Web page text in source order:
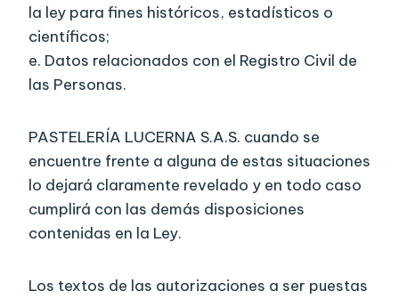
la ley para fines históricos, estadísticos o
científicos;
e. Datos relacionados con el Registro Civil de
las Personas.
PASTELERÍA LUCERNA S.A.S. cuando se
encuentre frente a alguna de estas situaciones
lo dejará claramente revelado y en todo caso
cumplirá con las demás disposiciones
contenidas en la Ley.
Los textos de las autorizaciones a ser puestas